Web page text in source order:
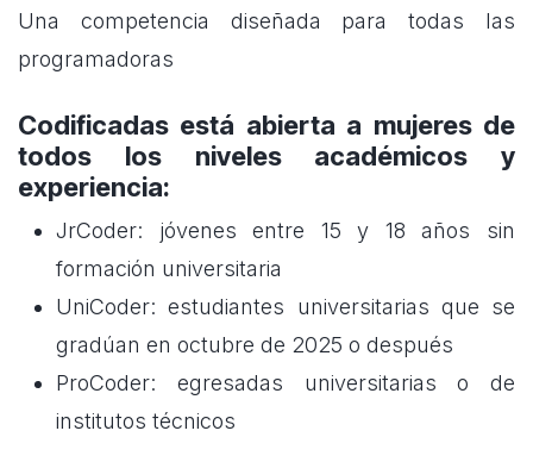
Una competencia diseñada para todas las
programadoras
Codificadas está abierta a mujeres de
todos los niveles académicos y
experiencia:
JrCoder: jóvenes entre 15 y 18 años sin
formación universitaria
UniCoder: estudiantes universitarias que se
gradúan en octubre de 2025 o después
ProCoder: egresadas universitarias o de
institutos técnicos